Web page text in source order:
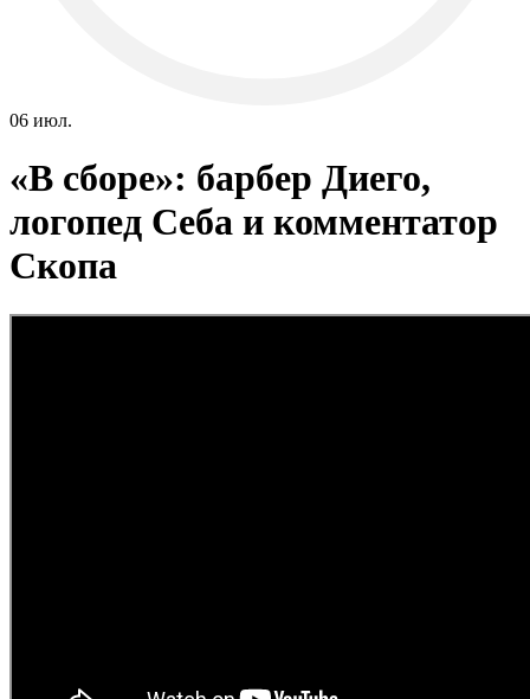
06 июл.
«В сборе»: барбер Диего,
логопед Себа и комментатор
Скопа